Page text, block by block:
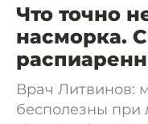
Что точно
насморка.
Врач Литвинов:
бесполезны при